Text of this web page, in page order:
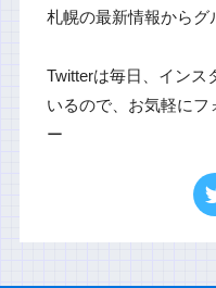
札幌の最新情報からグ
Twitterは毎日、インス
いるので、お気軽にフ
ー